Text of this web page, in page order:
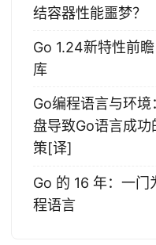
结容器性能噩梦？
Go 1.24新特性前
库
Go编程语言与环境
盘导致Go语言成
策[译]
Go 的 16 年：一门
程语言